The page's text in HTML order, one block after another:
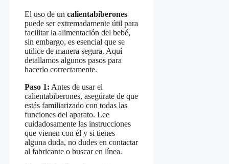
El uso de un calientabiberones
puede ser extremadamente útil para
facilitar la alimentación del bebé,
sin embargo, es esencial que se
utilice de manera segura. Aquí
detallamos algunos pasos para
hacerlo correctamente.
Paso 1: Antes de usar el
calientabiberones, asegúrate de que
estás familiarizado con todas las
funciones del aparato. Lee
cuidadosamente las instrucciones
que vienen con él y si tienes
alguna duda, no dudes en contactar
al fabricante o buscar en línea.